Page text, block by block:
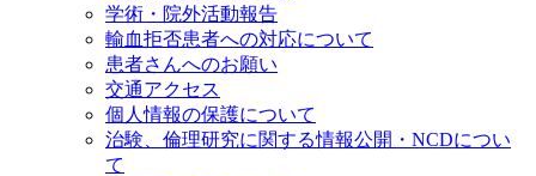
学術・院外活動報告
輸血拒否患者への対応について
患者さんへのお願い
交通アクセス
個人情報の保護について
治験、倫理研究に関する情報公開・NCDについ
て